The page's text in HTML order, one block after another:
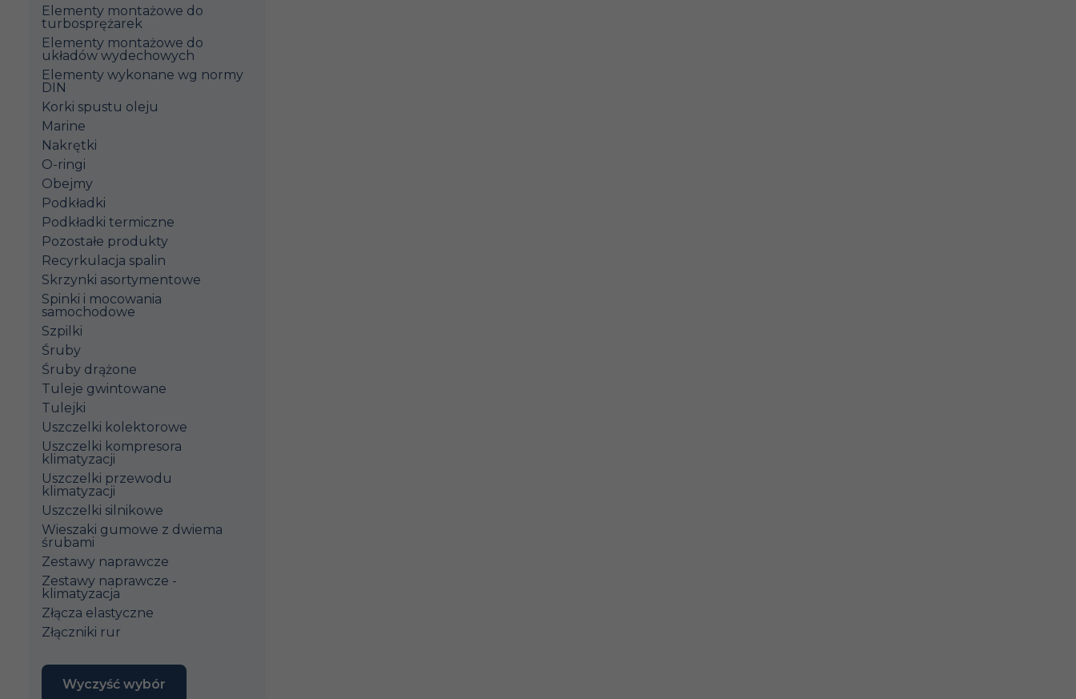
Elementy montażowe do
turbosprężarek
Elementy montażowe do
układów wydechowych
Elementy wykonane wg normy
DIN
Korki spustu oleju
Marine
Nakrętki
O-ringi
Obejmy
Podkładki
Podkładki termiczne
Pozostałe produkty
Recyrkulacja spalin
Skrzynki asortymentowe
Spinki i mocowania
samochodowe
Szpilki
Śruby
Śruby drążone
Tuleje gwintowane
Tulejki
Uszczelki kolektorowe
Uszczelki kompresora
klimatyzacji
Uszczelki przewodu
klimatyzacji
Uszczelki silnikowe
Wieszaki gumowe z dwiema
śrubami
Zestawy naprawcze
Zestawy naprawcze -
klimatyzacja
Złącza elastyczne
Złączniki rur
Wyczyść wybór